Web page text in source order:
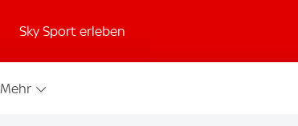
Sky Sport erleben
Mehr